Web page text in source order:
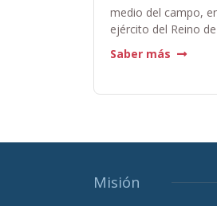
medio del campo,
ejército del Reino de
Saber más
Misión